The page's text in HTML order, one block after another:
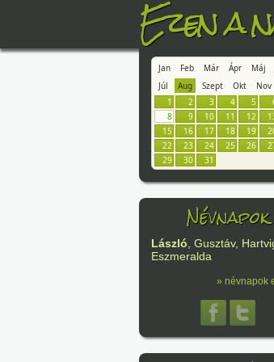
Ezen a
Jan Feb Már Ápr Máj
Júl
Aug Szept Okt Nov
1
2 3 4 5
8
9 10 11 12
15
16 17 18 19
22
23 24 25 26
29
30 31
Névnapok
László, Gusztáv,
Eszmeralda
» névnapok